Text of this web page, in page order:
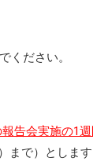
ください。
告会実施の1
まで）とします